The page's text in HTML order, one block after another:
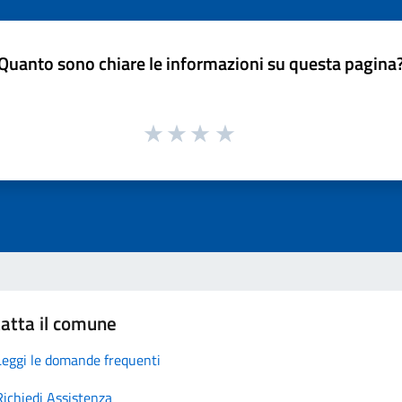
sono chiare le informazioni su questa
il comune
le domande frequenti
Assistenza